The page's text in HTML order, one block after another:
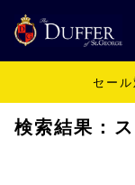
セー
ストレッチ
検索結果：